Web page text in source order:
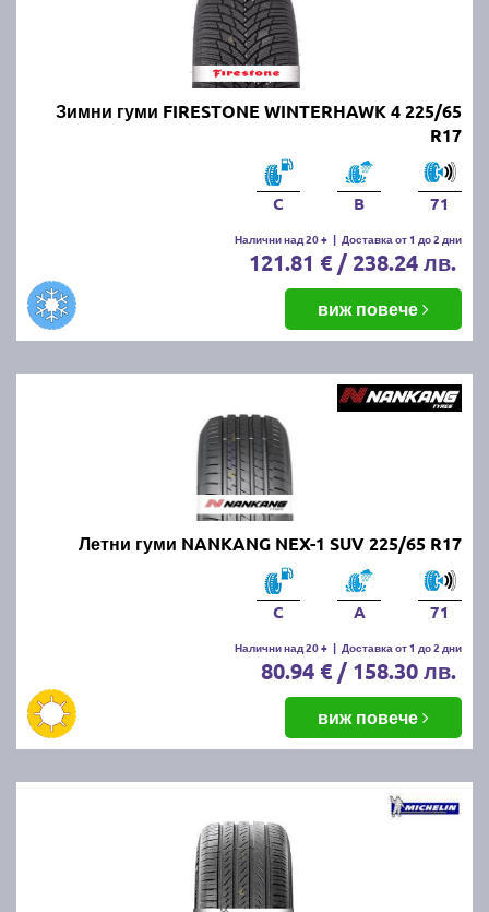
Зимни гуми FIRESTONE WINTERHAWK 4 225/65
R17
C B 71
Налични над 20 + | Доставка от 1 до 2 дни
121.81 € / 238.24 лв.
виж повече
Летни гуми NANKANG NEX-1 SUV 225/65 R17
C A 71
Налични над 20 + | Доставка от 1 до 2 дни
80.94 € / 158.30 лв.
виж повече